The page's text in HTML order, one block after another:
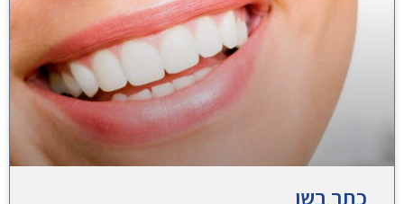
כתר בשן